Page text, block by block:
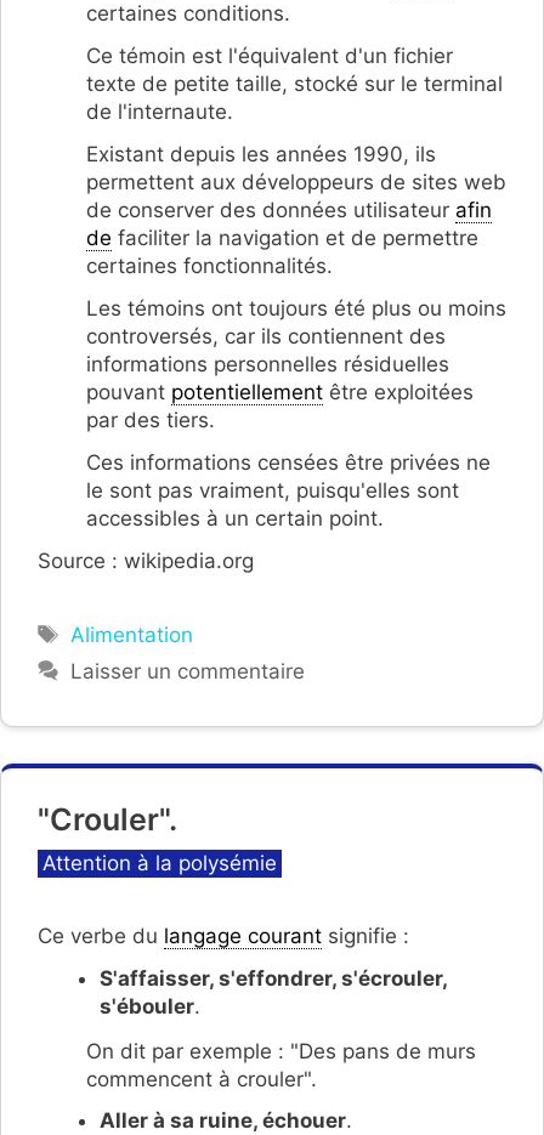
certaines conditions.
Ce témoin est l'équivalent d'un fichier
texte de petite taille, stocké sur le terminal
de l'internaute.
Existant depuis les années 1990, ils
permettent aux développeurs de sites web
de conserver des données utilisateur afin
de faciliter la navigation et de permettre
certaines fonctionnalités.
Les témoins ont toujours été plus ou moins
controversés, car ils contiennent des
informations personnelles résiduelles
pouvant potentiellement être exploitées
par des tiers.
Ces informations censées être privées ne
le sont pas vraiment, puisqu'elles sont
accessibles à un certain point.
Source : wikipedia.org
Étiquettes
Alimentation
Laisser un commentaire
"Crouler".
Catégories
Attention à la polysémie
Ce verbe du langage courant signifie :
S'affaisser, s'effondrer, s'écrouler,
s'ébouler.
On dit par exemple : "Des pans de murs
commencent à crouler".
Aller à sa ruine, échouer.